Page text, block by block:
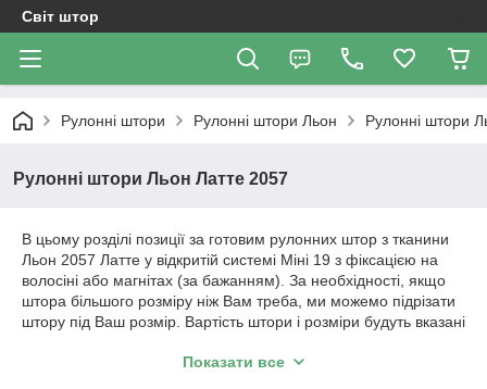
Світ штор
Рулонні штори Рулонні штори Льон Рулонні штори
Рулонні штори Льон Латте 2057
В цьому розділі позиції за готовим рулонних штор з тканини
Льон 2057 Латте у відкритій системі Міні 19 з фіксацією на
волосіні або магнітах (за бажанням). За необхідності, якщо
штора більшого розміру ніж Вам треба, ми можемо підрізати
штору під Ваш розмір. Вартість штори і розміри будуть вказані
Показати все